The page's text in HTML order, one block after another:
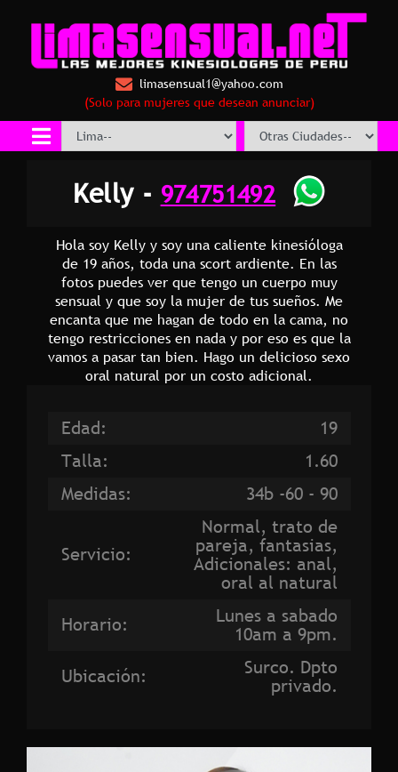
limasensual1@yahoo.com
(Solo para mujeres que desean anunciar)
Kelly - 974751492
Hola soy Kelly y soy una caliente kinesióloga
de 19 años, toda una scort ardiente. En las
fotos puedes ver que tengo un cuerpo muy
sensual y que soy la mujer de tus sueños. Me
encanta que me hagan de todo en la cama, no
tengo restricciones en nada y por eso es que la
vamos a pasar tan bien. Hago un delicioso sexo
oral natural por un costo adicional.
Edad:
19
Talla:
1.60
Medidas:
34b -60 - 90
Servicio:
Normal, trato de
pareja, fantasias,
Adicionales: anal,
oral al natural
Horario:
Lunes a sabado
10am a 9pm.
Ubicación:
Surco. Dpto
privado.